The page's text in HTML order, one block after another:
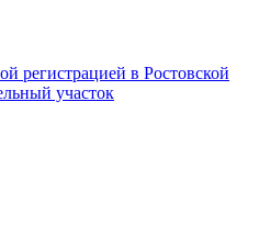
регистрацией в Ростовской
участок